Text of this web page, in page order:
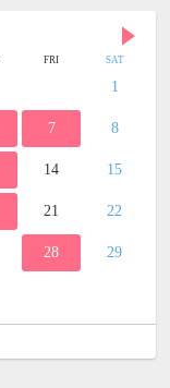
FRI SAT
1
7 8
14 15
21 22
28 29